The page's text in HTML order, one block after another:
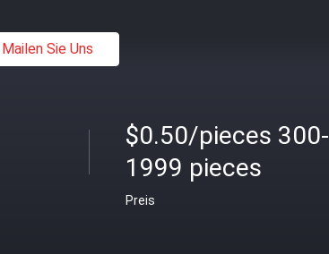
Mailen Sie Uns
$0.50/pieces 300-
1999 pieces
Preis